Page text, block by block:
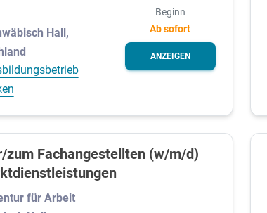
Hall,
Beginn
Ab sofort
ANZEIGEN
zum Fachangestellten (w/m/d)
für Arbeit